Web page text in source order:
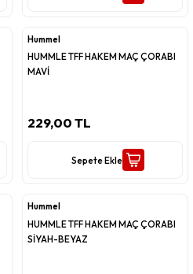
Hummel
HUMMLE TFF HAKEM MAÇ ÇORABI
MAVİ
229,00 TL
Sepete Ekle
Hummel
HUMMLE TFF HAKEM MAÇ ÇORABI
SİYAH-BEYAZ